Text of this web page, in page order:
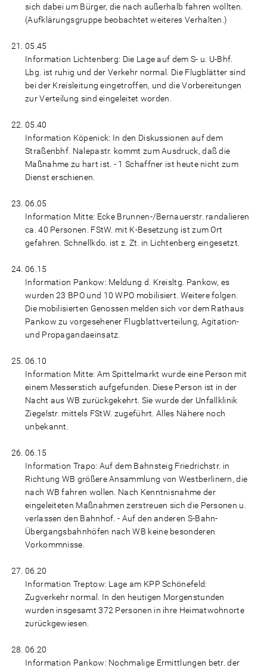
sich dabei um Bürger, die nach außerhalb fahren wollten.
(Aufklärungsgruppe beobachtet weiteres Verhalten.)
05.45
Information Lichtenberg: Die Lage auf dem S- u. U-Bhf.
Lbg. ist ruhig und der Verkehr normal. Die Flugblätter sind
bei der Kreisleitung eingetroffen, und die Vorbereitungen
zur Verteilung sind eingeleitet worden.
05.40
Information Köpenick: In den Diskussionen auf dem
Straßenbhf. Nalepastr. kommt zum Ausdruck, daß die
Maßnahme zu hart ist. - 1 Schaffner ist heute nicht zum
Dienst erschienen.
06.05
Information Mitte: Ecke Brunnen-/Bernauerstr. randalieren
ca. 40 Personen. FStW. mit K-Besetzung ist zum Ort
gefahren. Schnellkdo. ist z. Zt. in Lichtenberg eingesetzt.
06.15
Information Pankow: Meldung d. Kreisltg. Pankow, es
wurden 23 BPO und 10 WPO mobilisiert. Weitere folgen.
Die mobilisierten Genossen melden sich vor dem Rathaus
Pankow zu vorgesehener Flugblattverteilung, Agitation-
und Propagandaeinsatz.
06.10
Information Mitte: Am Spittelmarkt wurde eine Person mit
einem Messerstich aufgefunden. Diese Person ist in der
Nacht aus WB zurückgekehrt. Sie wurde der Unfallklinik
Ziegelstr. mittels FStW. zugeführt. Alles Nähere noch
unbekannt.
06.15
Information Trapo: Auf dem Bahnsteig Friedrichstr. in
Richtung WB größere Ansammlung von Westberlinern, die
nach WB fahren wollen. Nach Kenntnisnahme der
eingeleiteten Maßnahmen zerstreuen sich die Personen u.
verlassen den Bahnhof. - Auf den anderen S-Bahn-
Übergangsbahnhöfen nach WB keine besonderen
Vorkommnisse.
06.20
Information Treptow: Lage am KPP Schönefeld:
Zugverkehr normal. In den heutigen Morgenstunden
wurden insgesamt 372 Personen in ihre Heimatwohnorte
zurückgewiesen.
06.20
Information Pankow: Nochmalige Ermittlungen betr. der